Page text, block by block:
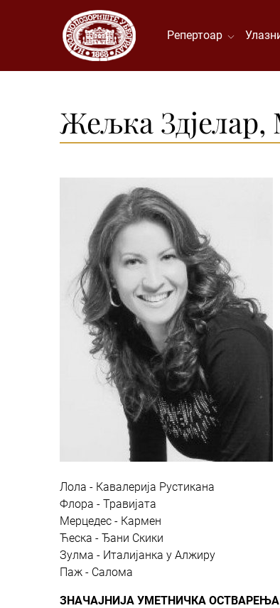
Репертоар
Жељка
Лола - Кавалерија Рустикана
Флора - Травијата
Мерцедес - Кармен
Ћеска - Ђани Скики
Зулма - Италијанка у Алжиру
Паж - Салома
ЗНАЧАЈНИЈА УМЕТНИЧКА